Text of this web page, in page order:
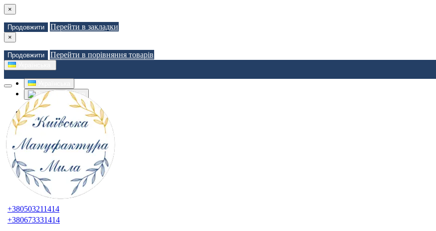
×
Продовжити Перейти в закладки
×
Продовжити Перейти в порівняння товарів
Russian
Закладки (0)
Порівняння товарів (0)
Доставка
Зв'язатися з нами
Авторизація
Реєстрація
+380503211414
+380673331414